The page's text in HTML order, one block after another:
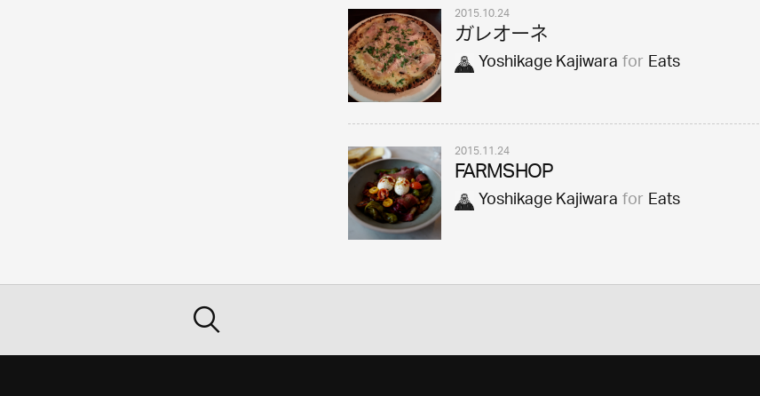
2015.10.24
ガレオーネ
Yoshikage KajiwaraforEats
2015.11.24
FARMSHOP
Yoshikage KajiwaraforEats